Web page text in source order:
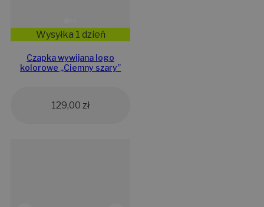
Wysyłka 1 dzień
Czapka wywijana logo
kolorowe „Ciemny szary”
129,00 zł